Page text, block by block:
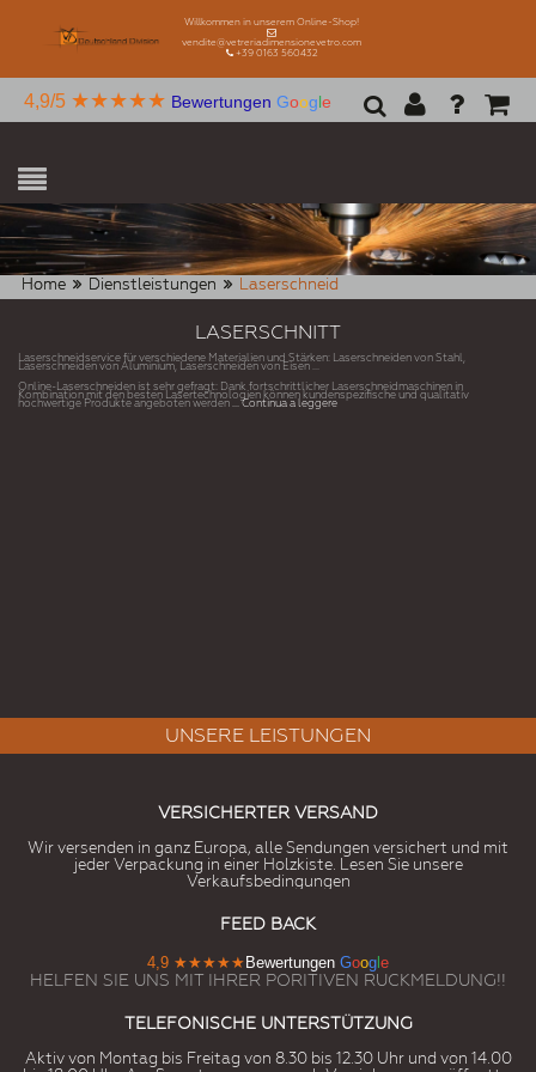
Willkommen in unserem Online-Shop!
vendite@vetreriadimensionevetro.com
+39 0163 560432
4,9/5 ★★★★★ Bewertungen Google
Home Dienstleistungen Laserschneid
LASERSCHNITT
Laserschneidservice für verschiedene Materialien und Stärken: Laserschneiden von Stahl,
Laserschneiden von Aluminium, Laserschneiden von Eisen ...
Online-Laserschneiden ist sehr gefragt: Dank fortschrittlicher Laserschneidmaschinen in
Kombination mit den besten Lasertechnologien können kundenspezifische und qualitativ
hochwertige Produkte angeboten werden ... Continua a leggere
UNSERE LEISTUNGEN
VERSICHERTER VERSAND
Wir versenden in ganz Europa, alle Sendungen versichert und mit
jeder Verpackung in einer Holzkiste. Lesen Sie unsere
Verkaufsbedingungen
FEED BACK
4,9 ★★★★★Bewertungen Google
HELFEN SIE UNS MIT IHRER PORITIVEN RUCKMELDUNG!!
TELEFONISCHE UNTERSTÜTZUNG
Aktiv von Montag bis Freitag von 8.30 bis 12.30 Uhr und von 14.00